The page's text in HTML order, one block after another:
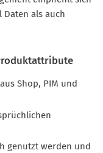
Daten als auch
Shop, PIM und
genutzt werden und